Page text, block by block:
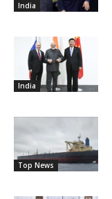
India
India
Top News